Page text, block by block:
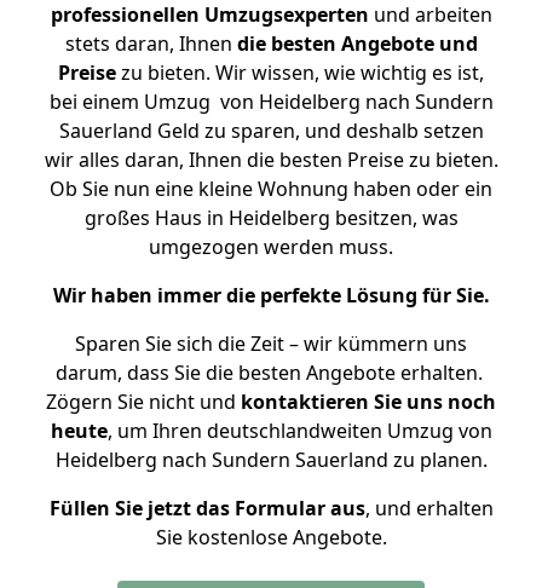
professionellen Umzugsexperten und arbeiten
stets daran, Ihnen die besten Angebote und
Preisezu bieten. Wir wissen, wie wichtig es ist,
bei einem Umzug von Heidelberg nach Sundern
Sauerland Geld zu sparen, und deshalb setzen
wir alles daran, Ihnen die besten Preise zu bieten.
Ob Sie nun eine kleine Wohnung haben oder ein
großes Haus in Heidelberg besitzen, was
umgezogen werden muss.
Wir haben immer die perfekte Lösung für Sie.
Sparen Sie sich die Zeit – wir kümmern uns
darum, dass Sie die besten Angebote erhalten.
Zögern Sie nicht und kontaktieren Sie uns noch
heute, um Ihren deutschlandweiten Umzug von
Heidelberg nach Sundern Sauerland zu planen.
Füllen Sie jetzt das Formular aus, und erhalten
Sie kostenlose Angebote.